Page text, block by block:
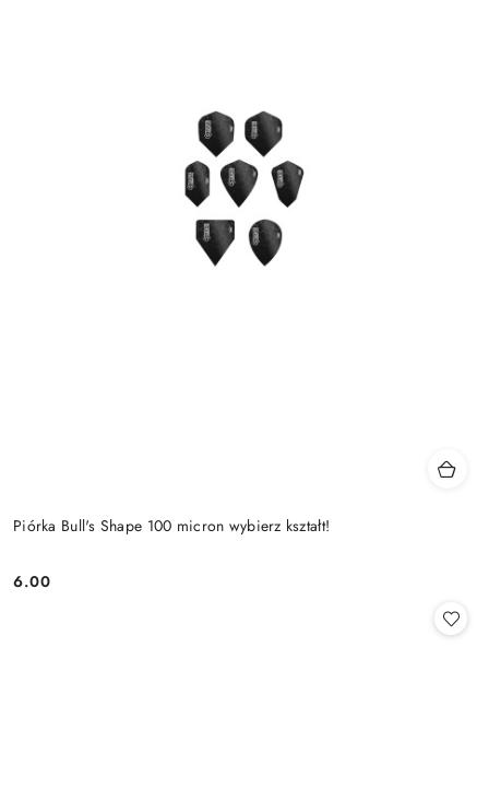
Piórka Bull's Shape 100 micron wybierz kształt!
Cena:
6.00